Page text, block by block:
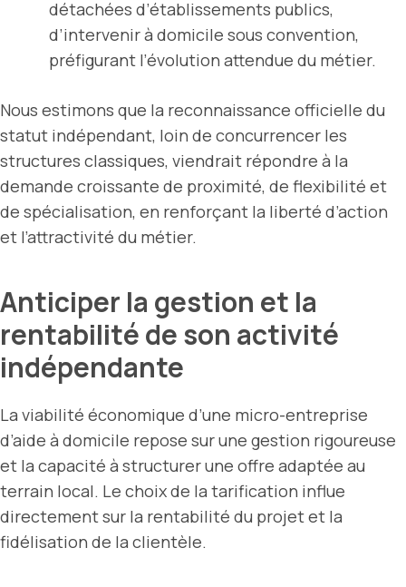
détachées d’établissements publics,
d’intervenir à domicile sous convention,
préfigurant l’évolution attendue du métier.
Nous estimons que la reconnaissance officielle du
statut indépendant, loin de concurrencer les
structures classiques, viendrait répondre à la
demande croissante de proximité, de flexibilité et
de spécialisation, en renforçant la liberté d’action
et l’attractivité du métier.
Anticiper la gestion et la
rentabilité de son activité
indépendante
La viabilité économique d’une micro-entreprise
d’aide à domicile repose sur une gestion rigoureuse
et la capacité à structurer une offre adaptée au
terrain local. Le choix de la tarification influe
directement sur la rentabilité du projet et la
fidélisation de la clientèle.